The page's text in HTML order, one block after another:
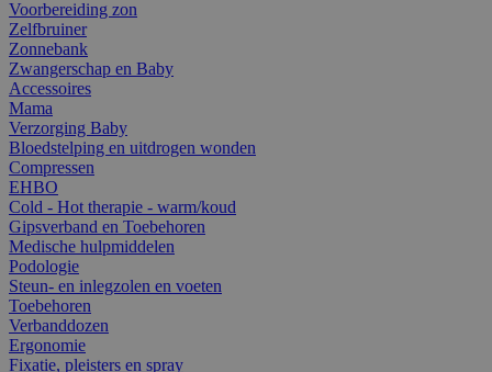
Voorbereiding zon
Zelfbruiner
Zonnebank
Zwangerschap en Baby
Accessoires
Mama
Verzorging Baby
Bloedstelping en uitdrogen wonden
Compressen
EHBO
Cold - Hot therapie - warm/koud
Gipsverband en Toebehoren
Medische hulpmiddelen
Podologie
Steun- en inlegzolen en voeten
Toebehoren
Verbanddozen
Ergonomie
Fixatie, pleisters en spray